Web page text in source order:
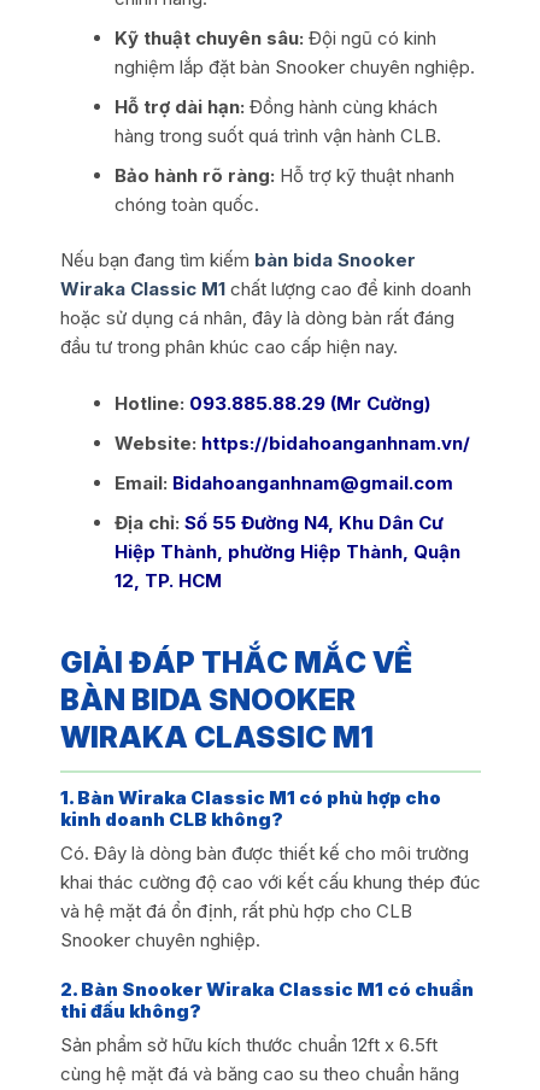
Kỹ thuật chuyên sâu: Đội ngũ có kinh
nghiệm lắp đặt bàn Snooker chuyên nghiệp.
Hỗ trợ dài hạn: Đồng hành cùng khách
hàng trong suốt quá trình vận hành CLB.
Bảo hành rõ ràng: Hỗ trợ kỹ thuật nhanh
chóng toàn quốc.
Nếu bạn đang tìm kiếm bàn bida Snooker
Wiraka Classic M1chất lượng cao để kinh doanh
hoặc sử dụng cá nhân, đây là dòng bàn rất đáng
đầu tư trong phân khúc cao cấp hiện nay.
Hotline: 093.885.88.29 (Mr Cường)
Website: https://bidahoanganhnam.vn/
Email: Bidahoanganhnam@gmail.com
Địa chỉ: Số 55 Đường N4, Khu Dân Cư
Hiệp Thành, phường Hiệp Thành, Quận
12, TP. HCM
GIẢI ĐÁP THẮC MẮC VỀ
BÀN BIDA SNOOKER
WIRAKA CLASSIC M1
1. Bàn Wiraka Classic M1 có phù hợp cho
kinh doanh CLB không?
Có. Đây là dòng bàn được thiết kế cho môi trường
khai thác cường độ cao với kết cấu khung thép đúc
và hệ mặt đá ổn định, rất phù hợp cho CLB
Snooker chuyên nghiệp.
2. Bàn Snooker Wiraka Classic M1 có chuẩn
thi đấu không?
Sản phẩm sở hữu kích thước chuẩn 12ft x 6.5ft
cùng hệ mặt đá và băng cao su theo chuẩn hãng